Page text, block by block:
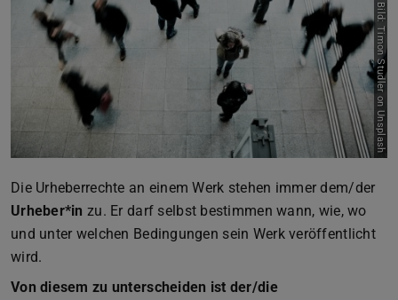
Bild: Timon Studler on Unsplash
Die Urheberrechte an einem Werk stehen immer dem/der
Urheber*in zu. Er darf selbst bestimmen wann, wie, wo
und unter welchen Bedingungen sein Werk veröffentlicht
wird.
Von diesem zu unterscheiden ist der/die